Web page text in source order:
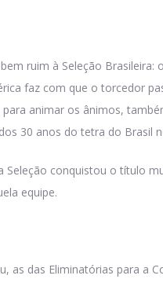
ruim à Seleção Brasileira:
faz com que o torcedor
animar os ânimos,
30 anos do tetra do Brasil
conquistou o título
equipe.
as das Eliminatórias para a